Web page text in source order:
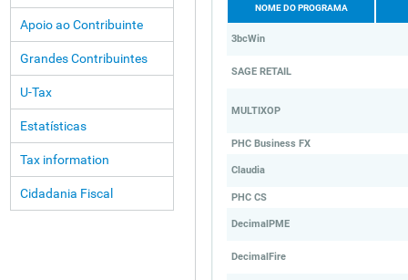
Apoio ao Contribuinte
Grandes Contribuintes
U-Tax
Estatísticas
Tax information
Cidadania Fiscal
NOME DO PROGRAMA
3bcWin
SAGE RETAIL
MULTIXOP
PHC Business FX
Claudia
PHC CS
DecimalPME
DecimalFire